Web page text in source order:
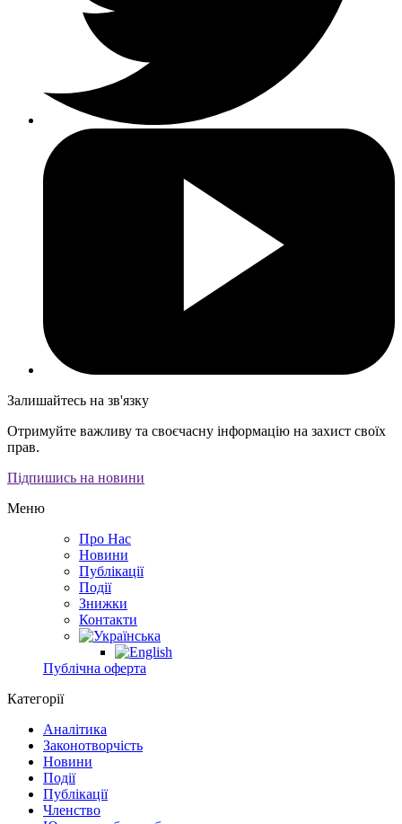
Залишайтесь на зв'язку
Отримуйте важливу та своєчасну інформацію на захист своїх
прав.
Підпишись на новини
Меню
Про Нас
Новини
Публікації
Події
Знижки
Контакти
Публічна оферта
Категорії
Аналітика
Законотворчість
Новини
Події
Публікації
Членство